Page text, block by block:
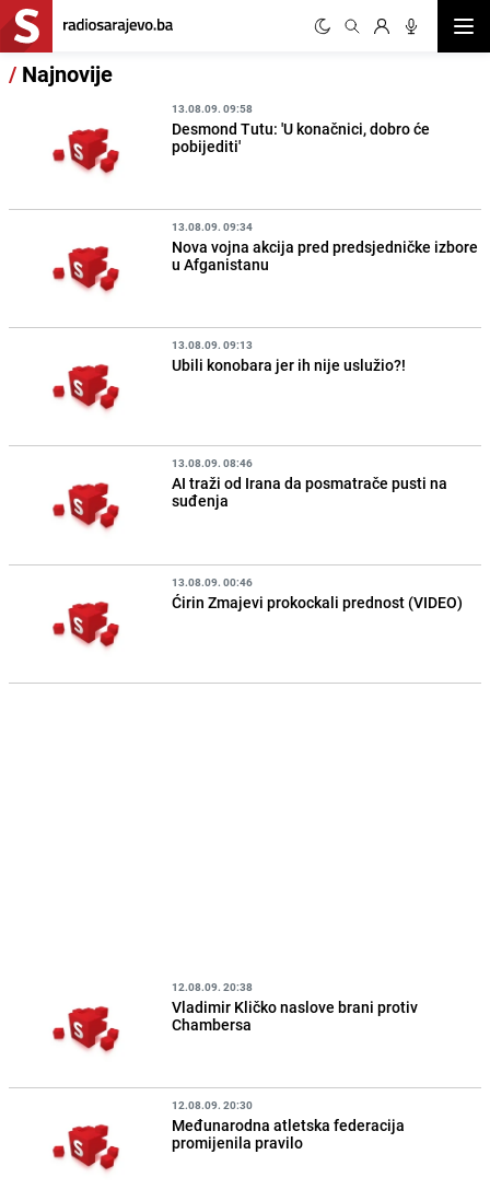
/ Najnovije
13.08.09. 09:58
Desmond Tutu: 'U konačnici, dobro će
pobijediti'
13.08.09. 09:34
Nova vojna akcija pred predsjedničke izbore
u Afganistanu
13.08.09. 09:13
Ubili konobara jer ih nije uslužio?!
13.08.09. 08:46
AI traži od Irana da posmatrače pusti na
suđenja
13.08.09. 00:46
Ćirin Zmajevi prokockali prednost (VIDEO)
12.08.09. 20:38
Vladimir Kličko naslove brani protiv
Chambersa
12.08.09. 20:30
Međunarodna atletska federacija
promijenila pravilo